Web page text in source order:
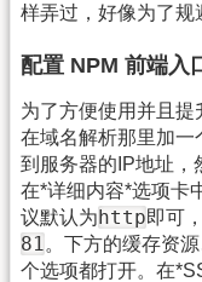
样弄过，好像为了规
配置 NPM 前端入
为了方便使用并且提
在域名解析那里加一
到服务器的IP地址，
在*详细内容*选项卡
议默认为http即可
81。下方的缓存资
个选项都打开。在